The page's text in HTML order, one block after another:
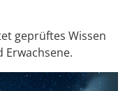
geprüftes Wissen
Erwachsene.